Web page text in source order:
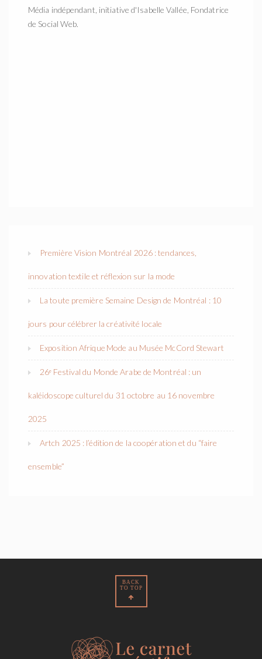
Média indépendant, initiative d'Isabelle Vallée, Fondatrice
de Social Web.
Première Vision Montréal 2026 : tendances,
innovation textile et réflexion sur la mode
La toute première Semaine Design de Montréal : 10
jours pour célébrer la créativité locale
Exposition Afrique Mode au Musée McCord Stewart
26ᵉ Festival du Monde Arabe de Montréal : un
kaléidoscope culturel du 31 octobre au 16 novembre
2025
Artch 2025 : l’édition de la coopération et du “faire
ensemble”
BACK
TO TOP